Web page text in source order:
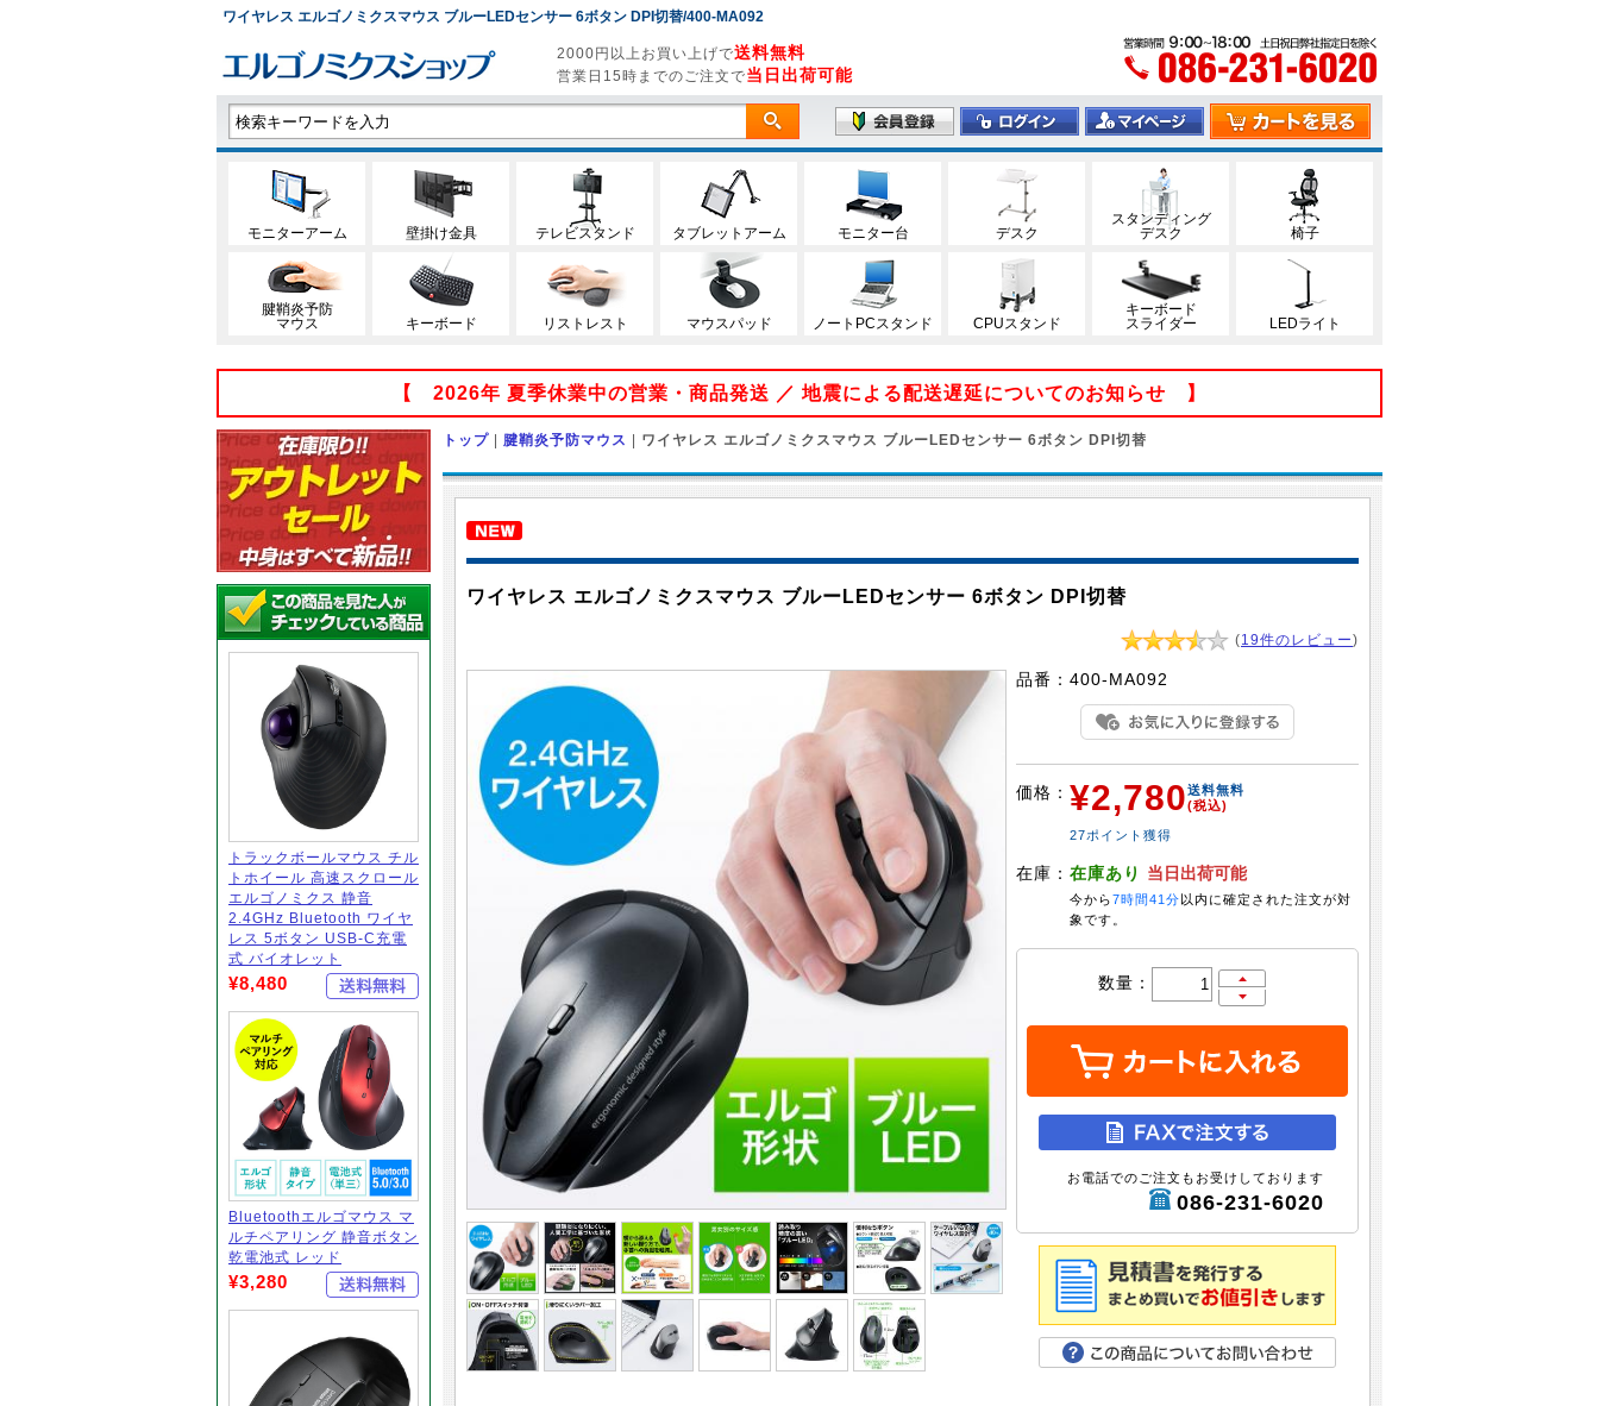
ワイヤレス エルゴノミクスマウス ブルーLEDセンサー 6ボタン DPI切替/400-MA092
2000円以上お買い上げで送料無料
営業日15時までのご注文で当日出荷可能
モニターアーム 壁掛け金具 テレビスタンド タブレットアーム モニター台 デスク
スタンディング
デスク
椅子
腱鞘炎予防
マウス
キーボード リストレスト マウスパッド ノートPCスタンド CPUスタンド
キーボード
スライダー
LEDライト
【 2026年 夏季休業中の営業・商品発送 ／ 地震による配送遅延についてのお知らせ 】
トラックボールマウス チル
トホイール 高速スクロール
エルゴノミクス 静音
2.4GHz Bluetooth ワイヤ
レス 5ボタン USB-C充電
式 バイオレット
¥8,480
Bluetoothエルゴマウス マ
ルチペアリング 静音ボタン
乾電池式 レッド
¥3,280
トップ | 腱鞘炎予防マウス | ワイヤレス エルゴノミクスマウス ブルーLEDセンサー 6ボタン DPI切替
ワイヤレス エルゴノミクスマウス ブルーLEDセンサー 6ボタン DPI切替
(19件のレビュー)
品番： 400-MA092
価格： ¥2,780送料無料
(税込)
27ポイント獲得
在庫： 在庫あり 当日出荷可能
今から7時間41分以内に確定された注文が対
象です。
数量：
お電話でのご注文もお受けしております
086-231-6020